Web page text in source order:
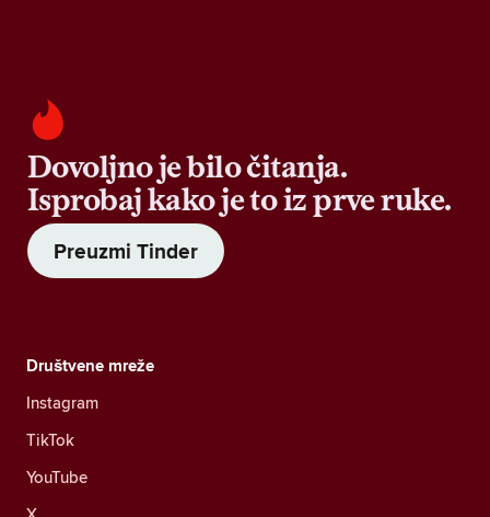
Dovoljno je bilo čitanja.
Isprobaj kako je to iz prve ruke.
Preuzmi Tinder
Društvene mreže
Instagram
TikTok
YouTube